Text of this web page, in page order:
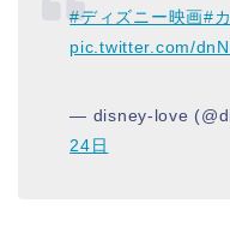
#ディズニー映画#
pic.twitter.com/
— disney-love
24日